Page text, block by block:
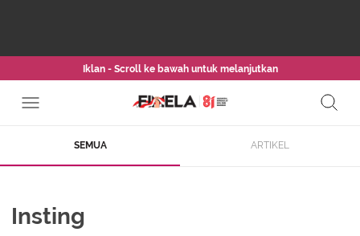
Iklan - Scroll ke bawah untuk melanjutkan
SEMUA ARTIKEL
Insting